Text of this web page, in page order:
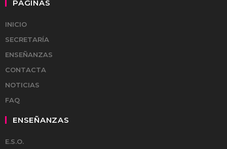
PÁGINAS
INICIO
SECRETARÍA
ENSEÑANZAS
CONTACTA
NOTICIAS
FAQ
ENSEÑANZAS
E.S.O.